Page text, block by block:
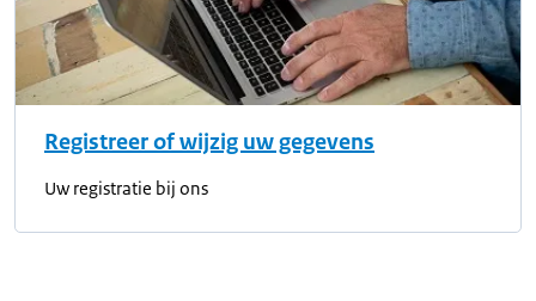
Registreer of wijzig uw gegevens
Uw registratie bij ons